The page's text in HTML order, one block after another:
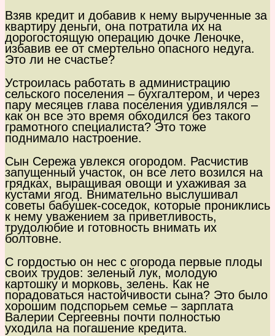
Взяв кредит и добавив к нему вырученные за
квартиру деньги, она потратила их на
дорогостоящую операцию дочке Леночке,
избавив ее от смертельно опасного недуга.
Это ли не счастье?
Устроилась работать в администрацию
сельского поселения – бухгалтером, и через
пару месяцев глава поселения удивлялся –
как он все это время обходился без такого
грамотного специалиста? Это тоже
поднимало настроение.
Сын Сережа увлекся огородом. Расчистив
запущенный участок, он все лето возился на
грядках, выращивая овощи и ухаживая за
кустами ягод. Внимательно выслушивал
советы бабушек-соседок, которые прониклись
к нему уважением за приветливость,
трудолюбие и готовность внимать их
болтовне.
С гордостью он нес с огорода первые плоды
своих трудов: зеленый лук, молодую
картошку и морковь, зелень. Как не
порадоваться настойчивости сына? Это было
хорошим подспорьем семье – зарплата
Валерии Сергеевны почти полностью
уходила на погашение кредита.